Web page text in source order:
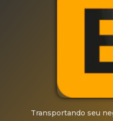
Transportando seu